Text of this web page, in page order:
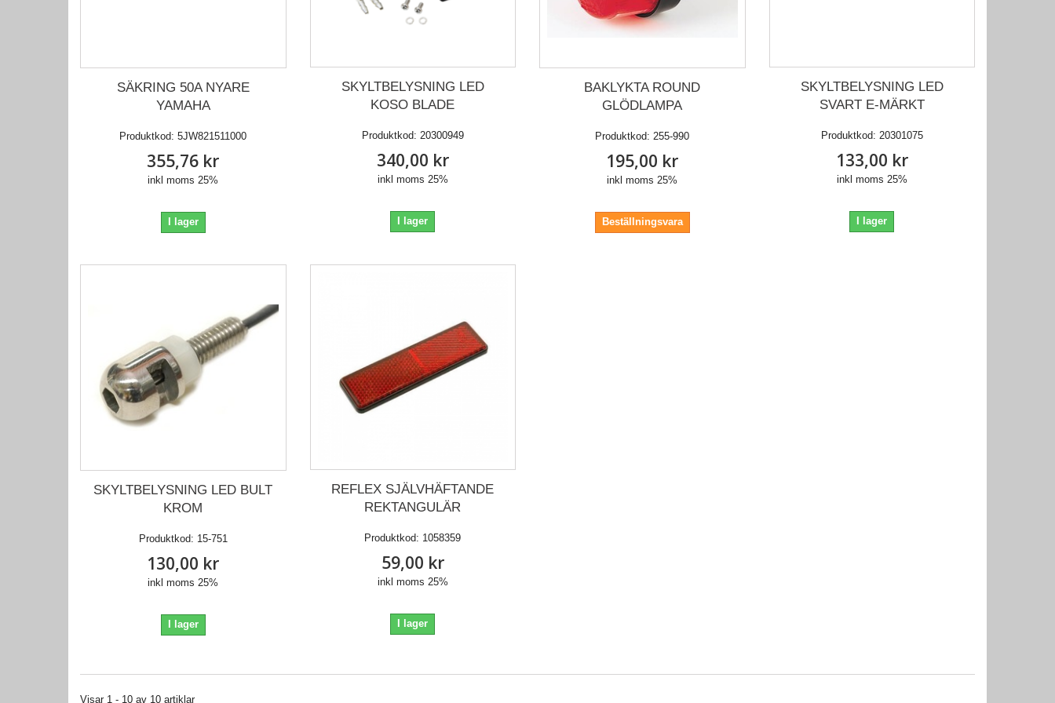
SÄKRING 50A NYARE
YAMAHA
Produktkod: 5JW821511000
355,76 kr
inkl moms 25%
I lager
SKYLTBELYSNING LED
KOSO BLADE
Produktkod: 20300949
340,00 kr
inkl moms 25%
I lager
BAKLYKTA ROUND
GLÖDLAMPA
Produktkod: 255-990
195,00 kr
inkl moms 25%
Beställningsvara
SKYLTBELYSNING LED
SVART E-MÄRKT
Produktkod: 20301075
133,00 kr
inkl moms 25%
I lager
SKYLTBELYSNING LED BULT
KROM
Produktkod: 15-751
130,00 kr
inkl moms 25%
I lager
REFLEX SJÄLVHÄFTANDE
REKTANGULÄR
Produktkod: 1058359
59,00 kr
inkl moms 25%
I lager
Visar 1 - 10 av 10 artiklar